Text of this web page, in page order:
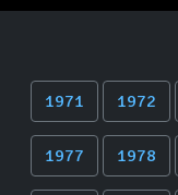
1971 1972
1977 1978